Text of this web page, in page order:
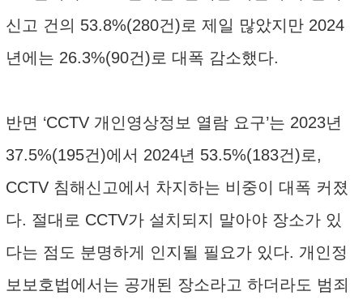
신고 건의 53.8%(280건)로 제일 많았지만 2024
년에는 26.3%(90건)로 대폭 감소했다.
반면 ‘CCTV 개인영상정보 열람 요구’는 2023년
37.5%(195건)에서 2024년 53.5%(183건)로,
CCTV 침해신고에서 차지하는 비중이 대폭 커졌
다. 절대로 CCTV가 설치되지 말아야 장소가 있
다는 점도 분명하게 인지될 필요가 있다. 개인정
보보호법에서는 공개된 장소라고 하더라도 범죄